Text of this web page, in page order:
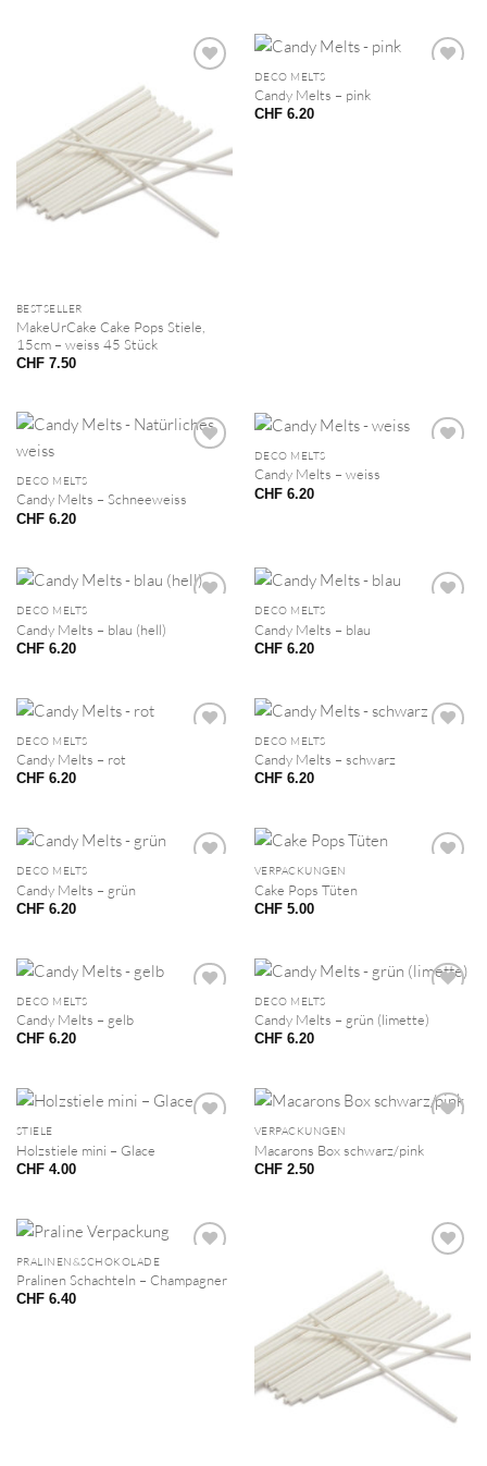
BESTSELLER
MakeUrCake Cake Pops Stiele,
15cm – weiss 45 Stück
CHF7.50
DECO MELTS
Candy Melts – pink
CHF6.20
DECO MELTS
Candy Melts – Schneeweiss
CHF6.20
DECO MELTS
Candy Melts – weiss
CHF6.20
DECO MELTS
Candy Melts – blau (hell)
CHF6.20
DECO MELTS
Candy Melts – blau
CHF6.20
DECO MELTS
Candy Melts – rot
CHF6.20
DECO MELTS
Candy Melts – schwarz
CHF6.20
DECO MELTS
Candy Melts – grün
CHF6.20
VERPACKUNGEN
Cake Pops Tüten
CHF5.00
DECO MELTS
Candy Melts – gelb
CHF6.20
DECO MELTS
Candy Melts – grün (limette)
CHF6.20
STIELE
Holzstiele mini – Glace
CHF4.00
VERPACKUNGEN
Macarons Box schwarz/pink
CHF2.50
PRALINEN&SCHOKOLADE
Pralinen Schachteln – Champagner
CHF6.40